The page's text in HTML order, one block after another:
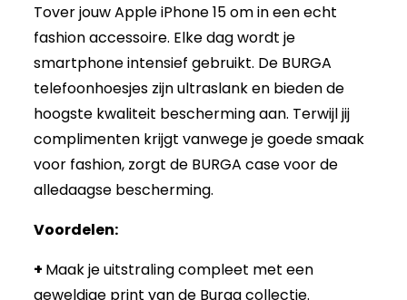
Tover jouw Apple iPhone 15 om in een echt
fashion accessoire. Elke dag wordt je
smartphone intensief gebruikt. De BURGA
telefoonhoesjes zijn ultraslank en bieden de
hoogste kwaliteit bescherming aan. Terwijl jij
complimenten krijgt vanwege je goede smaak
voor fashion, zorgt de BURGA case voor de
alledaagse bescherming.
Voordelen:
+ Maak je uitstraling compleet met een
geweldige print van de Burga collectie.